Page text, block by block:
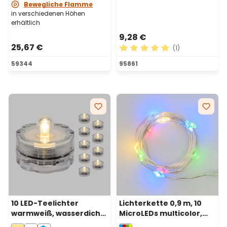
Bewegliche Flamme
in verschiedenen Höhen
erhältlich
25,67 €
59344
9,28 €
Durchschnittliche
(1)
95861
10 LED-Teelichter
warmweiß, wasserdicht,
batteriebetrieben
Lichterkette 0,9 m, 10
MicroLEDs multicolor,
Silberdraht,